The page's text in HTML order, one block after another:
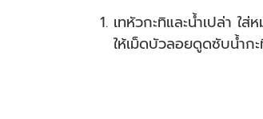
เทหัวกะทิและน้ำเปล่า
ให้เม็ดบัวลอยดูดซับน้ำก